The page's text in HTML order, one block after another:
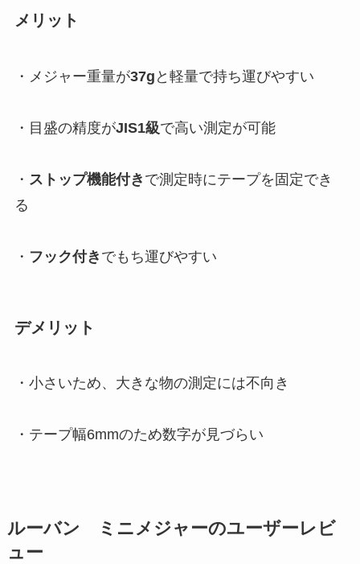
メリット
・メジャー重量が37g と軽量で持ち運びやすい
・目盛の精度がJIS1級で高い測定が可能
・ ストップ機能付き で測定時にテープを固定でき
る
・ フック付き でもち運びやすい
デメリット
・小さいため、大きな物の測定には不向き
・テープ幅6mmのため数字が見づらい
ルーバン ミニメジャーのユーザーレビ
ュー